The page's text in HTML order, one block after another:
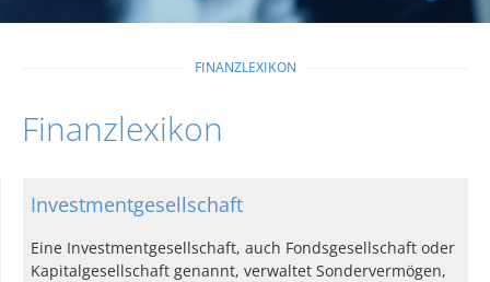
FINANZLEXIKON
Finanzlexikon
Investmentgesellschaft
Eine Investmentgesellschaft, auch Fondsgesellschaft oder
Kapitalgesellschaft genannt, verwaltet Sondervermögen,